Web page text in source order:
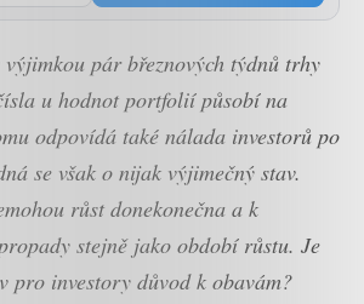
výjimkou pár březnových týdnů trhy
u hodnot portfolií působí na
odpovídá také nálada investorů po
se však o nijak výjimečný stav.
růst donekonečna a k
stejně jako období růstu. Je
pro investory důvod k obavám?